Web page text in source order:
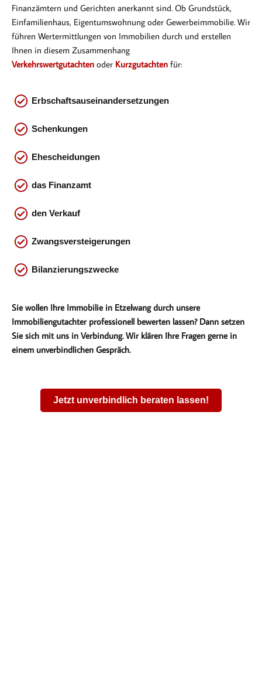
Finanzämtern und Gerichten anerkannt sind. Ob Grundstück,
Einfamilienhaus, Eigentumswohnung oder Gewerbeimmobilie. Wir
führen Wertermittlungen von Immobilien durch und erstellen
Ihnen in diesem Zusammenhang
Verkehrswertgutachten oder Kurzgutachten für:
Erbschaftsauseinandersetzungen
Schenkungen
Ehescheidungen
das Finanzamt
den Verkauf
Zwangsversteigerungen
Bilanzierungszwecke
Sie wollen Ihre Immobilie in Etzelwang durch unsere
Immobiliengutachter professionell bewerten lassen? Dann setzen
Sie sich mit uns in Verbindung. Wir klären Ihre Fragen gerne in
einem unverbindlichen Gespräch.
Jetzt unverbindlich beraten lassen!